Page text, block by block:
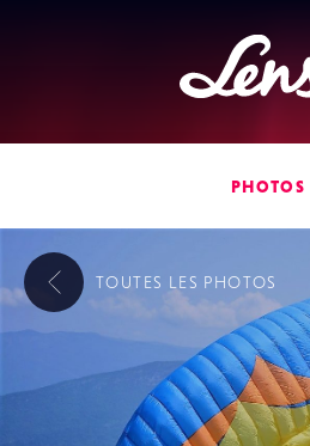
PHOTOS
TOUTES LES PHOTOS